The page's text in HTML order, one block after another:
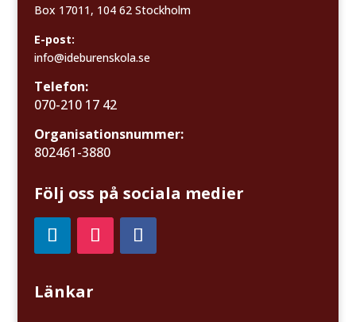
Box 17011, 104 62 Stockholm
E-post:
info@ideburenskola.se
Telefon:
070-210 17 42
Organisationsnummer:
802461-3880
Följ oss på sociala medier
Länkar